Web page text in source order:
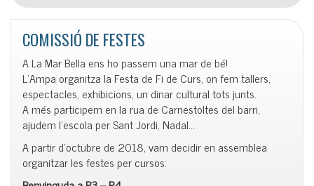
COMISSIÓ DE FESTES
A La Mar Bella ens ho passem una mar de bé!
L’Ampa organitza la Festa de Fi de Curs, on fem tallers,
espectacles, exhibicions, un dinar cultural tots junts.
A més participem en la rua de Carnestoltes del barri,
ajudem l’escola per Sant Jordi, Nadal…
A partir d’octubre de 2018, vam decidir en assemblea
organitzar les festes per cursos: